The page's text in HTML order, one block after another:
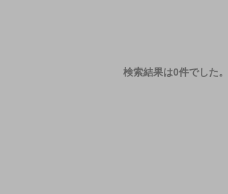
検索結果は0件でした。